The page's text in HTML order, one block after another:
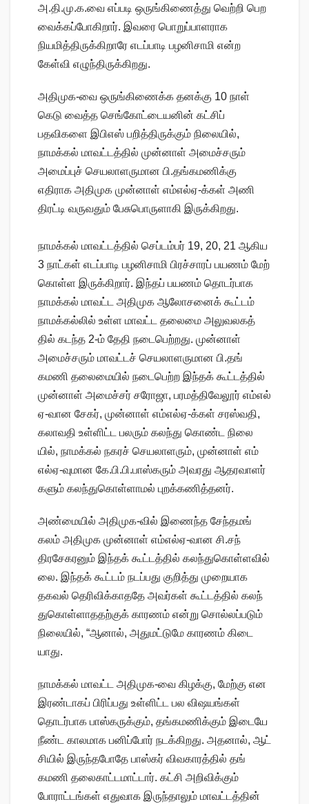
அ.தி.மு.க.வை எப்படி ஒருங்கிணைத்து வெற்றி பெற
வைக்கப்போகிறார். இவரை பொறுப்பாளராக
நியமித்திருக்கிறாரே எடப்பாடி பழனிசாமி என்ற
கேள்வி எழுந்திருக்கிறது.
அதிமுக-வை ஒருங்கிணைக்க தனக்கு 10 நாள்
கெடு வைத்த செங்கோட்டையனின் கட்சிப்
பதவிகளை இபிஎஸ் பறித்திருக்கும் நிலையில்,
நாமக்கல் மாவட்டத்தில் முன்னாள் அமைச்சரும்
அமைப்புச் செயலாளருமான பி.தங்கமணிக்கு
எதிராக அதிமுக முன்னாள் எம்எல்ஏ-க்கள் அணி
திரட்டி வருவதும் பேசுபொருளாகி இருக்கிறது.
நாமக்​கல் மாவட்​டத்​தில் செப்​டம்​பர் 19, 20, 21 ஆகிய
3 நாட்​கள் எடப்​பாடி பழனி​சாமி பிரச்​சா​ரப் பயணம் மேற்​
கொள்ள இருக்​கி​றார். இந்​தப் பயணம் தொடர்​பாக
நாமக்​கல் மாவட்ட அதி​முக ஆலோ​சனைக் கூட்​டம்
நாமக்​கல்​லில் உள்ள மாவட்ட தலைமை அலு​வல​கத்​
தில் கடந்த 2-ம் தேதி நடை​பெற்​றது. முன்​னாள்
அமைச்​சரும் மாவட்​டச் செய​லா​ள​ரு​மான பி.தங்​
கமணி தலை​மை​யில் நடை​பெற்ற இந்​தக் கூட்​டத்​தில்
முன்​னாள் அமைச்​சர் சரோஜா, பரமத்​திவேலூர் எம்​எல்​
ஏ-​வான சேகர், முன்​னாள் எம்​எல்​ஏ-க்​கள் சரஸ்​வ​தி,
கலா​வதி உள்​ளிட்ட பலரும் கலந்து கொண்ட நிலை​
யில், நாமக்​கல் நகரச் செய​லா​ள​ரும், முன்​னாள் எம்​
எல்​ஏ-வு​மான கே.பி.பி.​பாஸ்​கரும் அவரது ஆதர​வாளர்​
களும் கலந்​து​கொள்​ளாமல் புறக்​கணித்​தனர்.
அண்​மை​யில் அதி​முக-​வில் இணைந்த சேந்​தமங்​
கலம் அதி​முக முன்​னாள் எம்​எல்​ஏ-​வான சி.சந்​
திரசேகரனும் இந்​தக் கூட்​டத்​தில் கலந்​து​கொள்​ள​வில்​
லை. இந்​தக் கூட்​டம் நடப்​பது குறித்து முறை​யாக
தகவல் தெரிவிக்​காததே அவர்​கள் கூட்​டத்​தில் கலந்​
து​கொள்​ளாததற்​குக் காரணம் என்று சொல்​லப்​படும்
நிலை​யில், “ஆனால், அது​மட்​டுமே காரணம் கிடை​
யாது.
நாமக்​கல் மாவட்ட அதி​முக-வை கிழக்​கு, மேற்கு என
இரண்​டாகப் பிரிப்​பது உள்​ளிட்ட பல விஷ​யங்​கள்
தொடர்​பாக பாஸ்​கருக்​கும், தங்​கமணிக்​கும் இடையே
நீண்ட கால​மாக பனிப்​போர் நடக்​கிறது. அதனால், ஆட்​
சி​யில் இருந்​த​போதே பாஸ்​கர் விவ​காரத்​தில் தங்​
கமணி தலை​காட்​ட​மாட்​டார். கட்சி அறிவிக்​கும்
போராட்​டங்​கள் எது​வாக இருந்​தா​லும் மாவட்​டத்​தின்